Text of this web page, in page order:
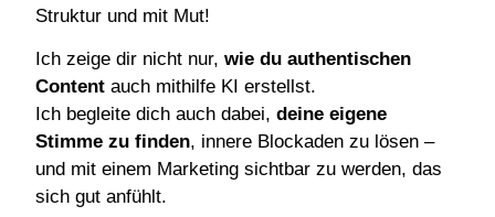
Struktur und mit Mut!
Ich zeige dir nicht nur,wie du authentischen
Contentauch mithilfe KI erstellst.
Ich begleite dich auch dabei,deine eigene
Stimme zu finden, innere Blockaden zu lösen –
und mit einem Marketing sichtbar zu werden, das
sich gut anfühlt.